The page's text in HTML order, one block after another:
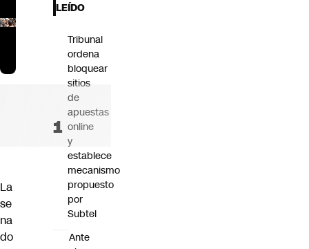
La
se
na
do
LEÍDO
Tribunal
ordena
bloquear
sitios
de
apuestas
online
y
establece
mecanismo
propuesto
por
Subtel
Ante